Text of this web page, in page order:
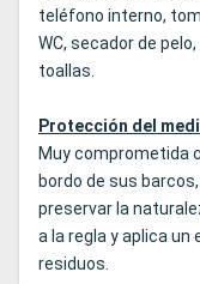
teléfono interno,
WC, secador de
toallas.
Protección del
Muy comprometida
bordo de sus
preservar la
a la regla y aplica
residuos.